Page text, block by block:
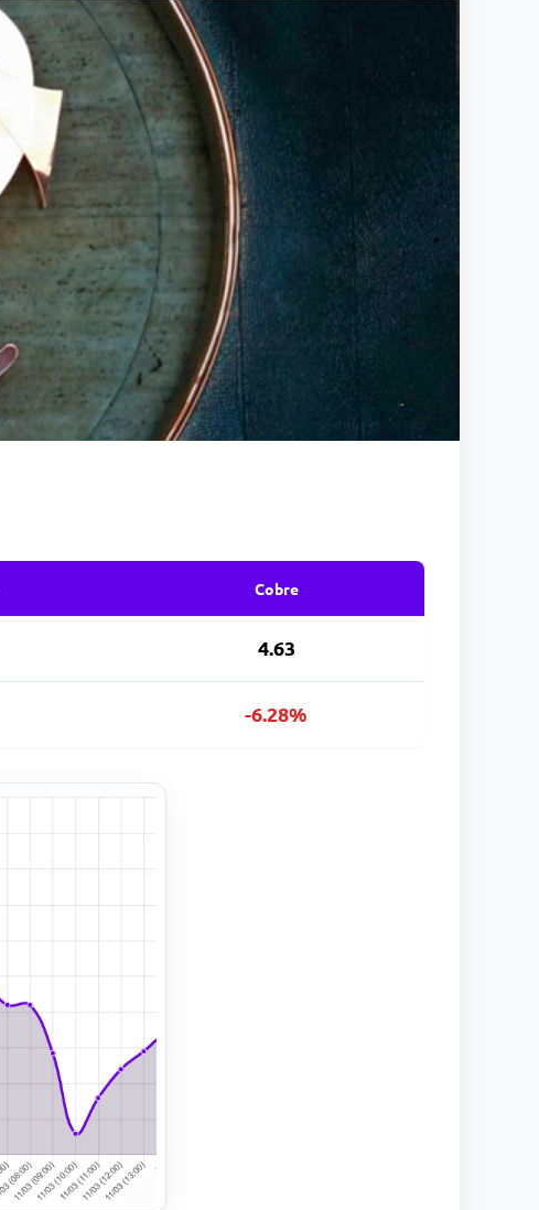
Cobre
4.63
-6.28%